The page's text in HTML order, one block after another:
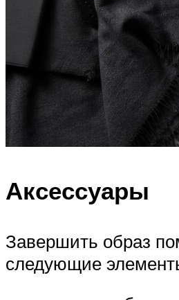
Аксессуары
Завершить образ
следующие